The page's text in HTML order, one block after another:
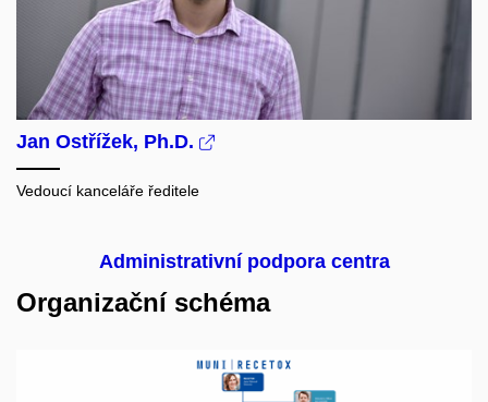
Jan Ostřížek, Ph.D.
Vedoucí kanceláře ředitele
Administrativní podpora centra
Organizační schéma